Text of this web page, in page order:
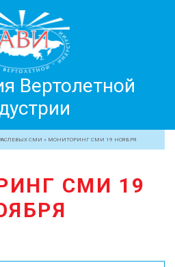
Вертолетной
СМИ » МОНИТОРИНГ СМИ 19 НОЯБРЯ
СМИ 19